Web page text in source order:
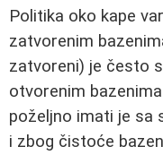
Politika oko kape
zatvorenim
zatvoreni) je često
otvorenim
poželjno imati je sa
i zbog čistoće